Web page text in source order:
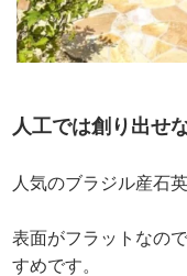
人工では創り出せ
人気のブラジル産石英
表面がフラットなの
すめです。